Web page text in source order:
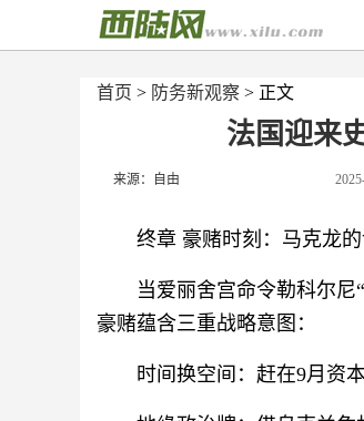
首页 > 防务新观察 > 正文
法国迎来
来源：自由
终章 豪赌时刻：马克龙
当爱丽舍宫命令勒科尔尼
豪赌蕴含三重战略意图：
时间换空间：赶在9月资